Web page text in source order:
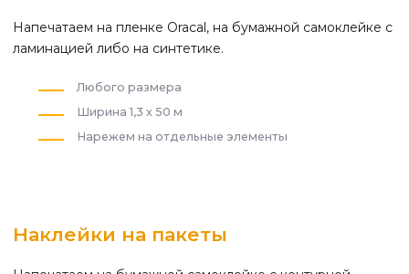
Напечатаем на пленке Oracal, на бумажной самоклейке с
ламинацией либо на синтетике.
Любого размера
Ширина 1,3 х 50 м
Нарежем на отдельные элементы
Наклейки на пакеты